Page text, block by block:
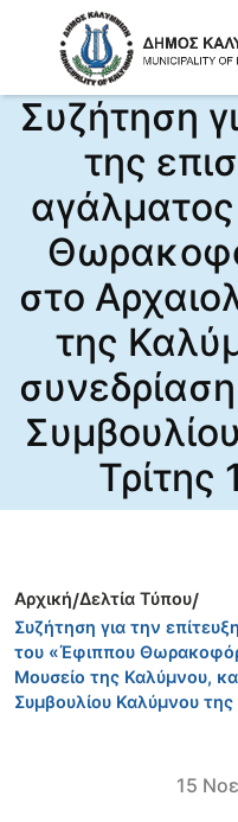
Συζήτηση
της
στο
της
Τρίτης
Αρχική/Δελτία Τύπου/
Συζήτηση για την
του «Έφιππου
Μουσείο της Καλύμνου,
Συμβουλίου Καλύμνου
15